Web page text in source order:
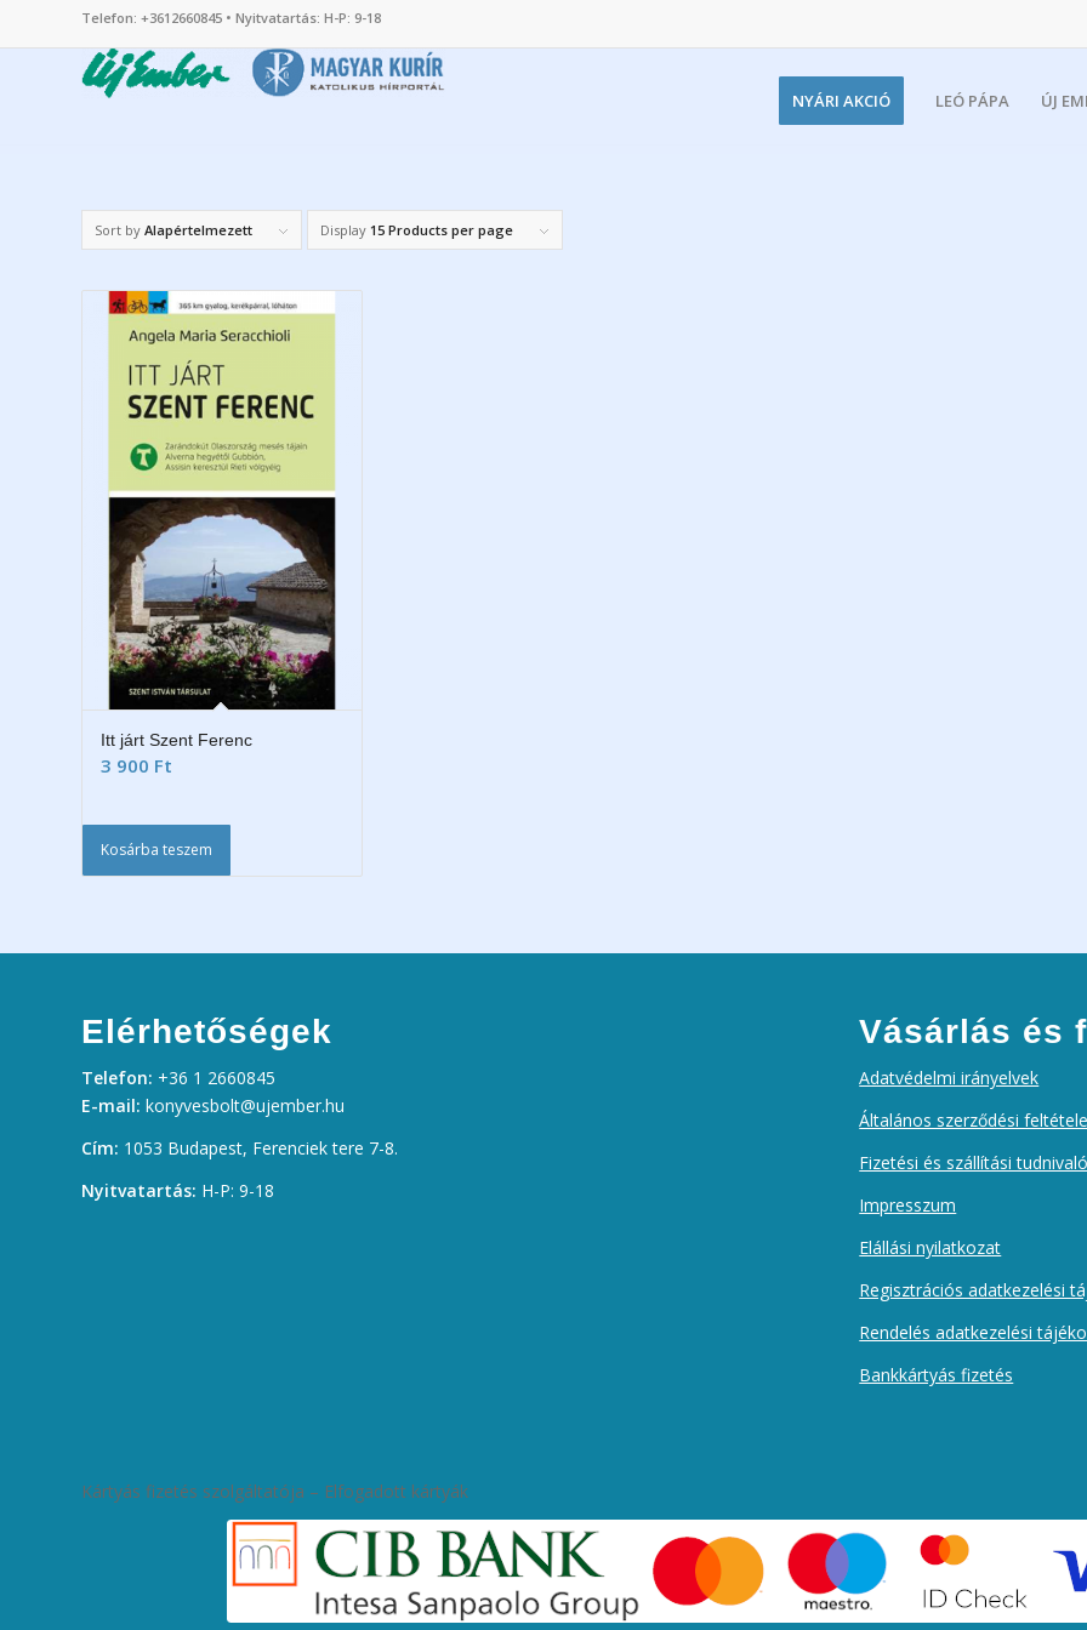
Telefon: +3612660845 • Nyitvatartás: H-P: 9-18
NYÁRI AKCIÓ LEÓ PÁPA ÚJ
Sort by Alapértelmezett Display 15 Products per page
Itt járt Szent Ferenc
3 900 Ft
Kosárba teszem
Elérhetőségek
Telefon: +36 1 2660845
E-mail: konyvesbolt@ujember.hu
Cím: 1053 Budapest, Ferenciek tere 7-8.
Nyitvatartás: H-P: 9-18
Vásárlás és
Adatvédelmi irányelvek
Általános szerződési
Fizetési és szállítási
Impresszum
Elállási nyilatkozat
Regisztrációs adatkezelési
Rendelés adatkezelési
Bankkártyás fizetés
Kártyás fizetés szolgáltatója – Elfogadott kártyák